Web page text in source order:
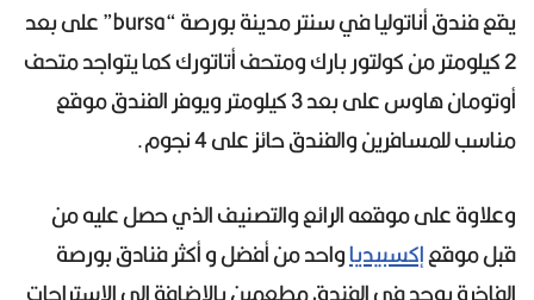
يقع فندق أناتوليا في سنتر مدينة بورصة “bursa” على بعد
2 كيلومتر من كولتور بارك ومتحف أتاتورك كما يتواجد متحف
أوتومان هاوس على بعد 3 كيلومتر ويوفر الفندق موقع
مناسب للمسافرين والفندق حائز على 4 نجوم.
وعلاوة على موقعه الرائع والتصنيف الذي حصل عليه من
قبل موقعإكسبيدياواحد من أفضل و أكثر فنادق بورصة